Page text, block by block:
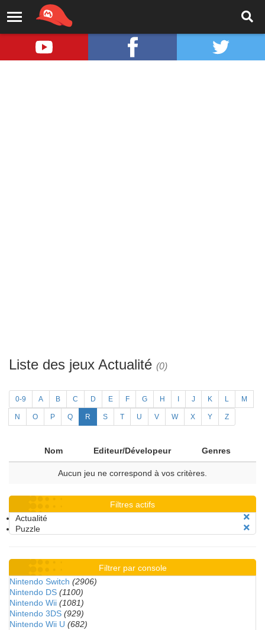
Liste des jeux Actualité (0)
0-9 A B C D E F G H J K L M
N O P Q R S T U V W X Y Z
Nom Editeur/Dévelopeur Genres
Aucun jeu ne correspond à vos critères.
Filtres actifs
Actualité
Puzzle
Filtrer par console
Nintendo Switch (2906)
Nintendo DS (1100)
Nintendo Wii (1081)
Nintendo 3DS (929)
Nintendo Wii U (682)